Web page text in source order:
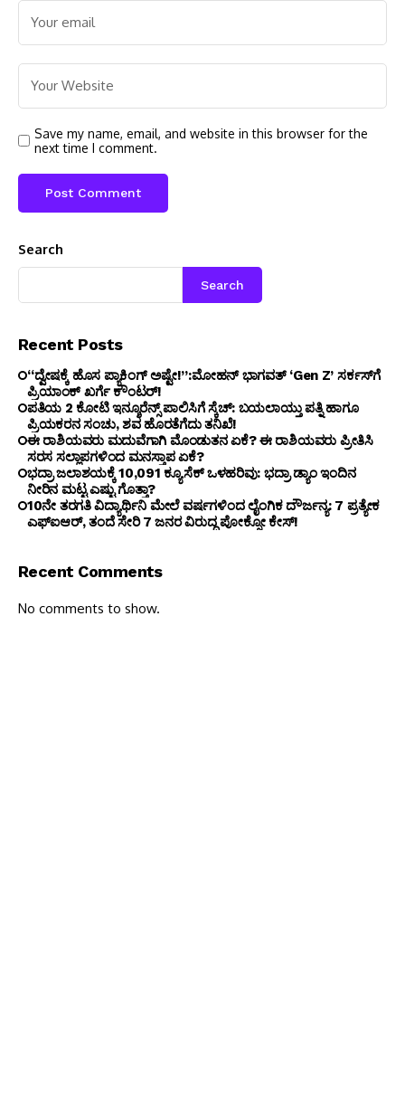
Save my name, email, and website in this browser for the
next time I comment.
Search
Search
Recent Posts
“ದ್ವೇಷಕ್ಕೆ ಹೊಸ ಪ್ಯಾಕಿಂಗ್ ಅಷ್ಟೇ!”:ಮೋಹನ್ ಭಾಗವತ್‌ ‘Gen Z’ ಸರ್ಕಸ್‌ಗೆ
ಪ್ರಿಯಾಂಕ್ ಖರ್ಗೆ ಕೌಂಟರ್!
ಪತಿಯ ₹2 ಕೋಟಿ ಇನ್ಶೂರೆನ್ಸ್ ಪಾಲಿಸಿಗೆ ಸ್ಕೆಚ್: ಬಯಲಾಯ್ತು ಪತ್ನಿ ಹಾಗೂ
ಪ್ರಿಯಕರನ ಸಂಚು, ಶವ ಹೊರತೆಗೆದು ತನಿಖೆ!
ಈ ರಾಶಿಯವರು ಮದುವೆಗಾಗಿ ಮೊಂಡುತನ ಏಕೆ? ಈ ರಾಶಿಯವರು ಪ್ರೀತಿಸಿ
ಸರಸ ಸಲ್ಲಾಪಗಳಿಂದ ಮನಸ್ತಾಪ ಏಕೆ?
ಭದ್ರಾ ಜಲಾಶಯಕ್ಕೆ 10,091 ಕ್ಯೂಸೆಕ್ ಒಳಹರಿವು: ಭದ್ರಾ ಡ್ಯಾಂ ಇಂದಿನ
ನೀರಿನ ಮಟ್ಟ ಎಷ್ಟು ಗೊತ್ತಾ?
10ನೇ ತರಗತಿ ವಿದ್ಯಾರ್ಥಿನಿ ಮೇಲೆ ವರ್ಷಗಳಿಂದ ಲೈಂಗಿಕ ದೌರ್ಜನ್ಯ: 7 ಪ್ರತ್ಯೇಕ
ಎಫ್ಐಆರ್, ತಂದೆ ಸೇರಿ 7 ಜನರ ವಿರುದ್ಧ ಪೋಕ್ಸೋ ಕೇಸ್!
Recent Comments
No comments to show.